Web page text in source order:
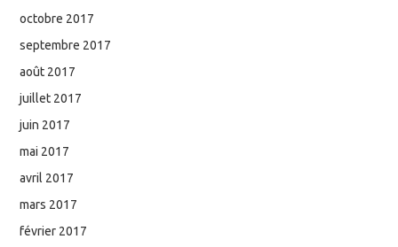
octobre 2017
septembre 2017
août 2017
juillet 2017
juin 2017
mai 2017
avril 2017
mars 2017
février 2017